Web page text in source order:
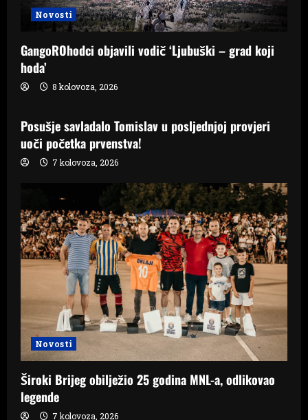
Novosti
GangoROhodci objavili vodič ‘Ljubuški – grad koji
hoda’
8 kolovoza, 2026
Samo Hercegovina
Posušje savladalo Tomislav u posljednjoj provjeri
uoči početka prvenstva!
7 kolovoza, 2026
Novosti
Široki Brijeg obilježio 25 godina MNL-a, odlikovao
legende
7 kolovoza, 2026